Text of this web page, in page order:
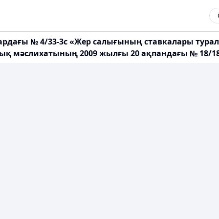
№ 4/33-3с «Жер салығының ставкалары
мәслихатының 2009 жылғы 20 ақпандағы № 18/